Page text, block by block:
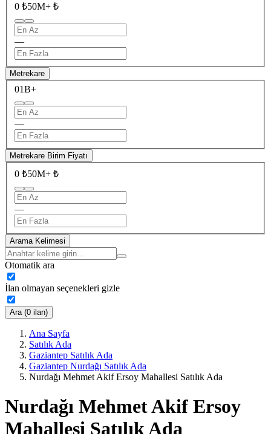
0 ₺50M+ ₺
—
Metrekare
01B+
—
Metrekare Birim Fiyatı
0 ₺50M+ ₺
—
Arama Kelimesi
Otomatik ara
İlan olmayan seçenekleri gizle
Ara (0 ilan)
Ana Sayfa
Satılık Ada
Gaziantep Satılık Ada
Gaziantep Nurdağı Satılık Ada
Nurdağı Mehmet Akif Ersoy Mahallesi Satılık Ada
Nurdağı Mehmet Akif Ersoy
Mahallesi Satılık Ada